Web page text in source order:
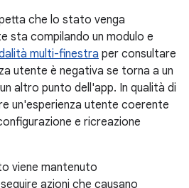
che lo stato venga
sta compilando un modulo e
multi-finestra per consultare
utente è negativa se torna a un
altro punto dell'app. In qualità di
un'esperienza utente coerente
e ricreazione
viene mantenuto
azioni che causano